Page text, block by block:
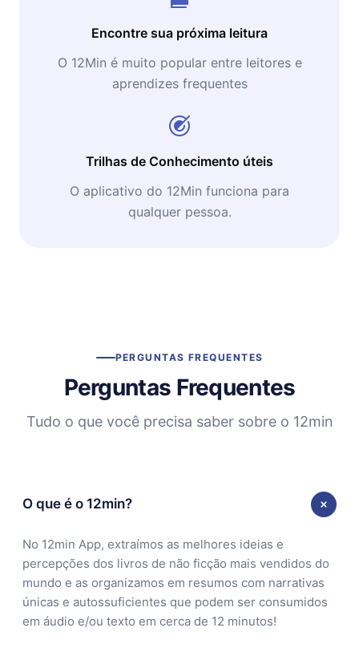
Encontre sua próxima leitura
O 12Min é muito popular entre leitores e
aprendizes frequentes
Trilhas de Conhecimento úteis
O aplicativo do 12Min funciona para
qualquer pessoa.
PERGUNTAS FREQUENTES
Perguntas Frequentes
Tudo o que você precisa saber sobre o 12min
O que é o 12min?
No 12min App, extraímos as melhores ideias e
percepções dos livros de não ficção mais vendidos do
mundo e as organizamos em resumos com narrativas
únicas e autossuficientes que podem ser consumidos
em áudio e/ou texto em cerca de 12 minutos!